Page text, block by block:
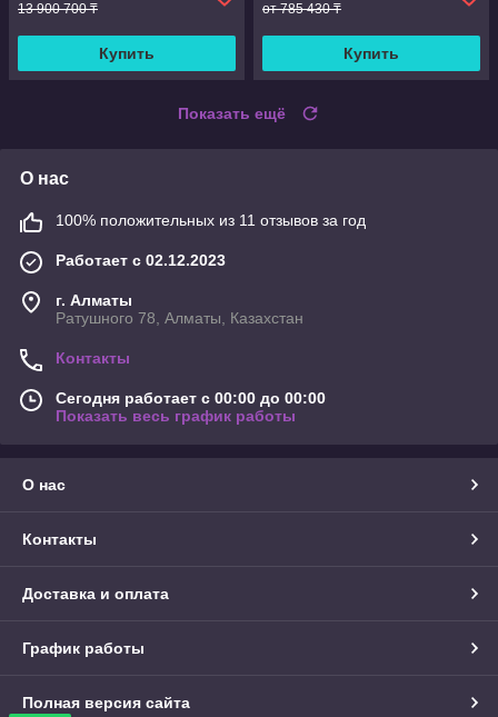
13 900 700 ₸
Купить
от 785 430 ₸
Купить
Показать ещё
О нас
100% положительных из 11 отзывов за год
Работает с 02.12.2023
г. Алматы
Ратушного 78, Алматы, Казахстан
Контакты
Сегодня работает с 00:00 до 00:00
Показать весь график работы
О нас
Контакты
Доставка и оплата
График работы
Полная версия сайта